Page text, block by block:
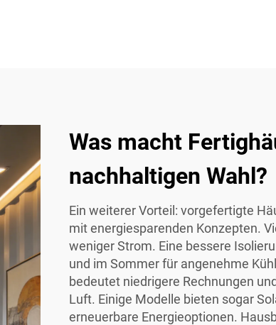
Was macht
nachhaltigen Wahl?
Ein weiterer Vorteil: vorgefertigte
mit energiesparenden Konzepten.
weniger Strom. Eine bessere
und im Sommer für angenehme
bedeutet niedrigere Rechnungen
Luft. Einige Modelle bieten sogar
erneuerbare Energieoptionen.